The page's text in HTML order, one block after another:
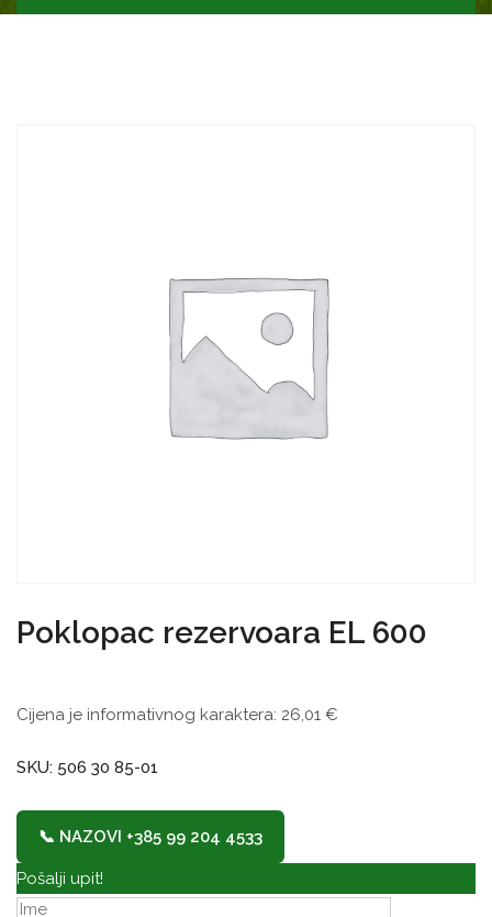
Poklopac rezervoara EL 600
Cijena je informativnog karaktera: 26,01 €
SKU: 506 30 85-01
📞 NAZOVI +385 99 204 4533
Pošalji upit!